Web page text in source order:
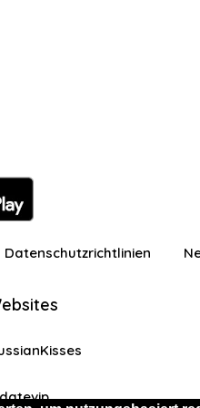
Datenschutzrichtlinien